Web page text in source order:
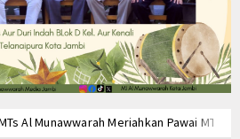
Al Munawwarah Meriahkan Pawai MTQ